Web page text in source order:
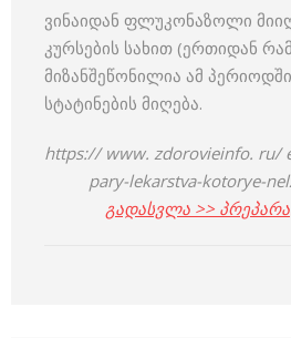
ვინაიდან ფლუკონაზოლი
კურსების სახით (ერთიდან
მიზანშეწონილია ამ
სტატინების მიღება.
https:// www. zdorovieinfo. ru/
pary-lekarstva-kotorye-
გადასვლა >>